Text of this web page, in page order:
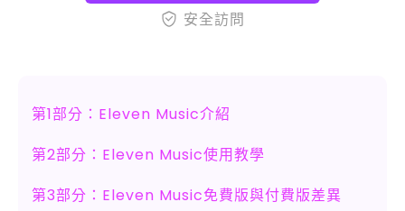
安全訪問
第1部分：Eleven Music介紹
第2部分：Eleven Music使用教學
第3部分：Eleven Music免費版與付費版差異